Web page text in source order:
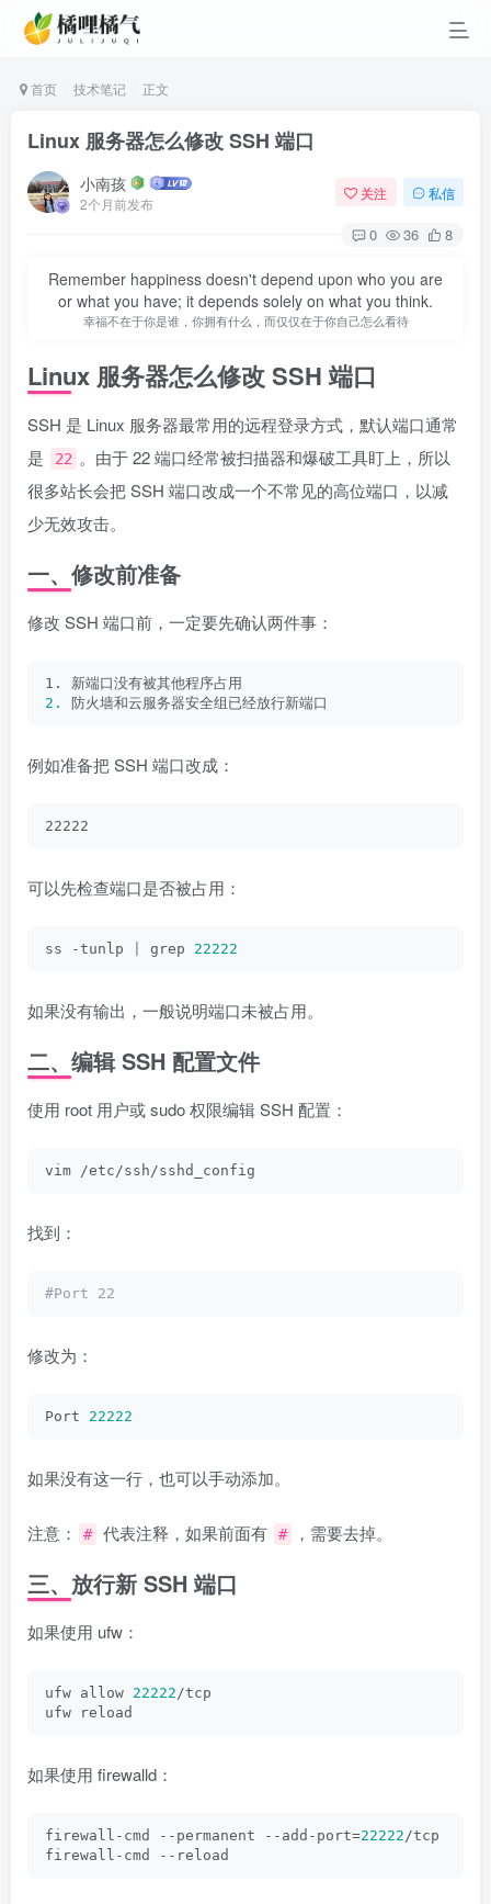
首页 技术笔记 正文
Linux 服务器怎么修改 SSH 端口
小南孩
2个月前发布
关注 私信
0 36 8
Remember happiness doesn't depend upon who you are
or what you have; it depends solely on what you think.
幸福不在于你是谁，你拥有什么，而仅仅在于你自己怎么看待
Linux 服务器怎么修改 SSH 端口
SSH 是 Linux 服务器最常用的远程登录方式，默认端口通常
是
22 。由于 22 端口经常被扫描器和爆破工具盯上，所以
很多站长会把 SSH 端口改成一个不常见的高位端口，以减
少无效攻击。
一、修改前准备
修改 SSH 端口前，一定要先确认两件事：
1. 新端口没有被其他程序占用
2.
防火墙和云服务器安全组已经放行新端口
例如准备把 SSH 端口改成：
22222
可以先检查端口是否被占用：
ss -tunlp grep 22222
如果没有输出，一般说明端口未被占用。
二、编辑 SSH 配置文件
使用 root 用户或 sudo 权限编辑 SSH 配置：
vim /etc/ssh/sshd_config
找到：
#Port 22
修改为：
Port 22222
如果没有这一行，也可以手动添加。
注意： # 代表注释，如果前面有 # ，需要去掉。
三、放行新 SSH 端口
如果使用 ufw：
ufw allow 22222/tcp
ufw reload
如果使用 firewalld：
firewall-cmd --permanent --add-port=22222/tcp
firewall-cmd --reload